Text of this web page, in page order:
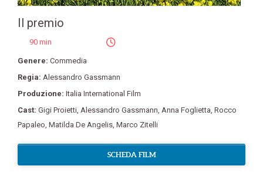
Il premio
90 min
Genere: Commedia
Regia: Alessandro Gassmann
Produzione: Italia International Film
Cast: Gigi Proietti Alessandro Gassmann Anna Foglietta Rocco
Papaleo Matilda De Angelis Marco Zitelli
SCHEDA FILM